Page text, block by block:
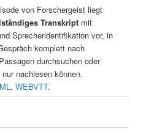
von Forschergeist liegt
Transkriptmit
Sprecheridentifikation vor, in
komplett nach
durchsuchen oder
nachlesen können.
, WEBVTT.